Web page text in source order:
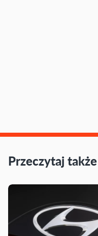
Przeczytaj także